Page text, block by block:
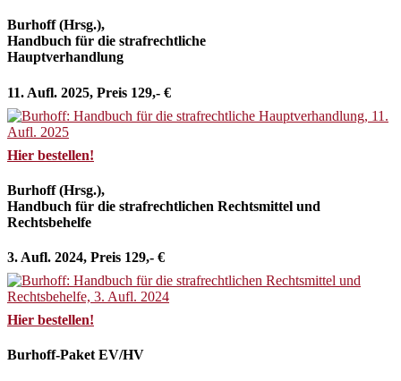
Burhoff (Hrsg.),
Handbuch für die strafrechtliche
Hauptverhandlung
11. Aufl. 2025, Preis 129,- €
Hier bestellen!
Burhoff (Hrsg.),
Handbuch für die strafrechtlichen Rechtsmittel und
Rechtsbehelfe
3. Aufl. 2024, Preis 129,- €
Hier bestellen!
Burhoff-Paket EV/HV